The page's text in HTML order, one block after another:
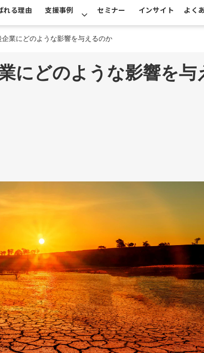
れる理由 支援事例 セミナー インサイト よく
業にどのような影響を与えるのか
にどのような影響を与